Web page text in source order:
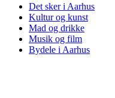
Det sker i Aarhus
Kultur og kunst
Mad og drikke
Musik og film
Bydele i Aarhus